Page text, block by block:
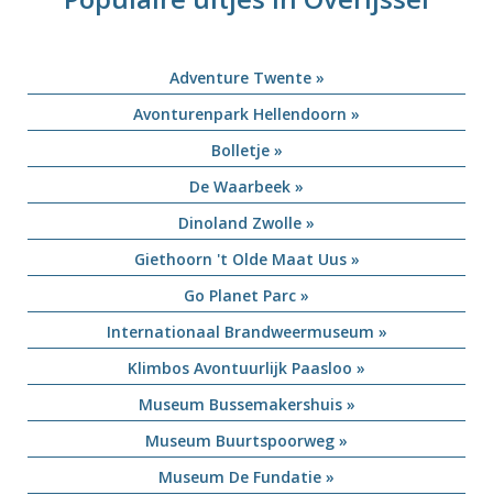
Adventure Twente »
Avonturenpark Hellendoorn »
Bolletje »
De Waarbeek »
Dinoland Zwolle »
Giethoorn 't Olde Maat Uus »
Go Planet Parc »
Internationaal Brandweermuseum »
Klimbos Avontuurlijk Paasloo »
Museum Bussemakershuis »
Museum Buurtspoorweg »
Museum De Fundatie »